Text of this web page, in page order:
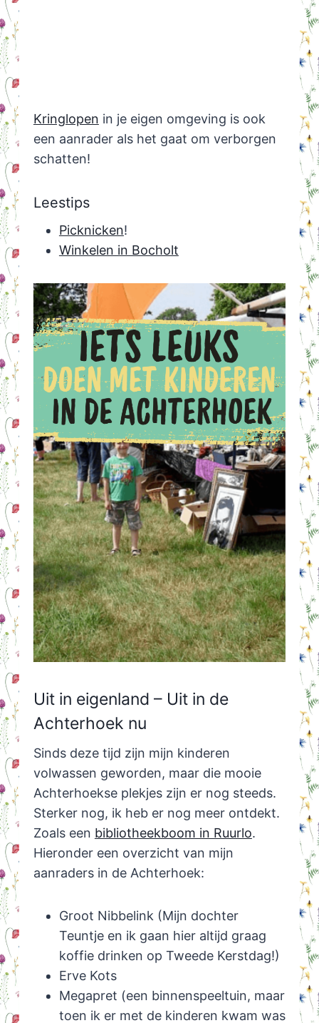
Kringlopen in je eigen omgeving is ook
een aanrader als het gaat om verborgen
schatten!
Leestips
Picknicken!
Winkelen in Bocholt
Uit in eigenland – Uit in de
Achterhoek nu
Sinds deze tijd zijn mijn kinderen
volwassen geworden, maar die mooie
Achterhoekse plekjes zijn er nog steeds.
Sterker nog, ik heb er nog meer ontdekt.
Zoals een bibliotheekboom in Ruurlo.
Hieronder een overzicht van mijn
aanraders in de Achterhoek:
Groot Nibbelink (Mijn dochter
Teuntje en ik gaan hier altijd graag
koffie drinken op Tweede Kerstdag!)
Erve Kots
Megapret (een binnenspeeltuin, maar
toen ik er met de kinderen kwam was